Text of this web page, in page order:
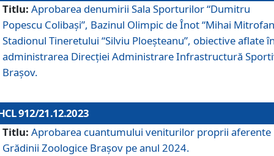
Titlu: Aprobarea denumirii Sala Sporturilor “Dumitru
Popescu Colibași”, Bazinul Olimpic de Înot “Mihai
Stadionul Tineretului “Silviu Ploeșteanu”, obiective aflate
administrarea Direcției Administrare Infrastructură
Brașov.
912/21.12.2023
Titlu: Aprobarea cuantumului veniturilor proprii aferente
Grădinii Zoologice Braşov pe anul 2024.